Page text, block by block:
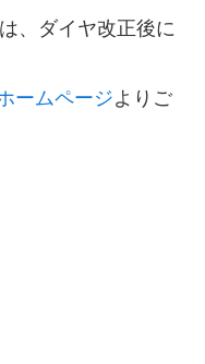
、ダイヤ改正後に
ームページよりご